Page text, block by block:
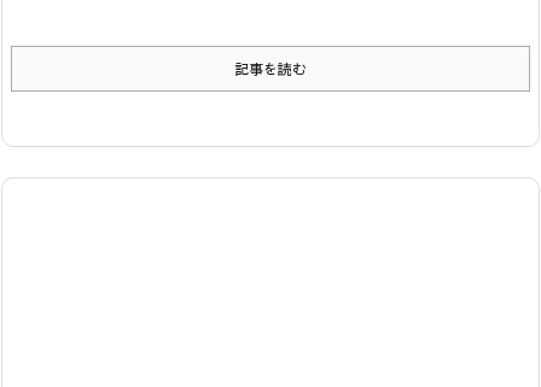
記事を読む